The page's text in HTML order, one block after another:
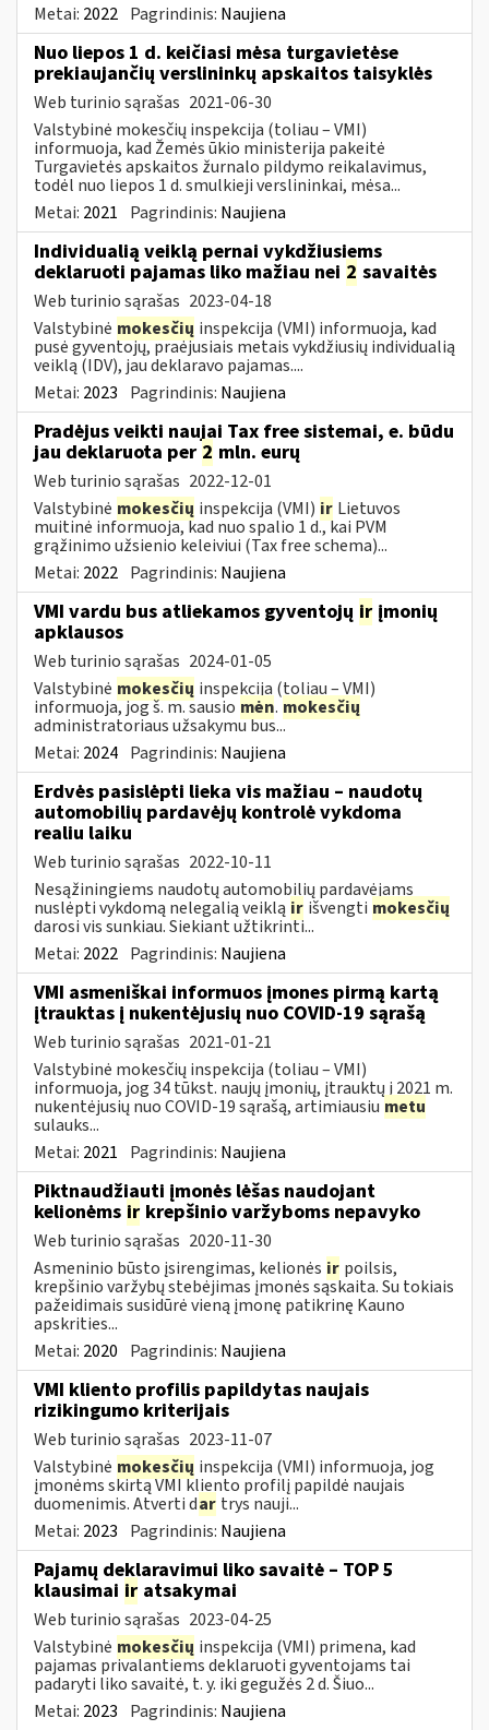
Metai: 2022 Pagrindinis: Naujiena
Nuo liepos 1 d. keičiasi mėsa turgavietėse
prekiaujančių verslininkų apskaitos taisyklės
Web turinio sąrašas 2021-06-30
Valstybinė mokesčių inspekcija (toliau – VMI)
informuoja, kad Žemės ūkio ministerija pakeitė
Turgavietės apskaitos žurnalo pildymo reikalavimus,
todėl nuo liepos 1 d. smulkieji verslininkai, mėsa...
Metai: 2021 Pagrindinis: Naujiena
Individualią veiklą pernai vykdžiusiems
deklaruoti pajamas liko mažiau nei 2 savaitės
Web turinio sąrašas 2023-04-18
Valstybinė mokesčių inspekcija (VMI) informuoja, kad
pusė gyventojų, praėjusiais metais vykdžiusių individualią
veiklą (IDV), jau deklaravo pajamas....
Metai: 2023 Pagrindinis: Naujiena
Pradėjus veikti naujai Tax free sistemai, e. būdu
jau deklaruota per 2 mln. eurų
Web turinio sąrašas 2022-12-01
Valstybinė mokesčių inspekcija (VMI) ir Lietuvos
muitinė informuoja, kad nuo spalio 1 d., kai PVM
grąžinimo užsienio keleiviui (Tax free schema)...
Metai: 2022 Pagrindinis: Naujiena
VMI vardu bus atliekamos gyventojų ir įmonių
apklausos
Web turinio sąrašas 2024-01-05
Valstybinė mokesčių inspekcija (toliau – VMI)
informuoja, jog š. m. sausio mėn. mokesčių
administratoriaus užsakymu bus...
Metai: 2024 Pagrindinis: Naujiena
Erdvės pasislėpti lieka vis mažiau – naudotų
automobilių pardavėjų kontrolė vykdoma
realiu laiku
Web turinio sąrašas 2022-10-11
Nesąžiningiems naudotų automobilių pardavėjams
nuslėpti vykdomą nelegalią veiklą ir išvengti mokesčių
darosi vis sunkiau. Siekiant užtikrinti...
Metai: 2022 Pagrindinis: Naujiena
VMI asmeniškai informuos įmones pirmą kartą
įtrauktas į nukentėjusių nuo COVID-19 sąrašą
Web turinio sąrašas 2021-01-21
Valstybinė mokesčių inspekcija (toliau – VMI)
informuoja, jog 34 tūkst. naujų įmonių, įtrauktų į 2021 m.
nukentėjusių nuo COVID-19 sąrašą, artimiausiu metu
sulauks...
Metai: 2021 Pagrindinis: Naujiena
Piktnaudžiauti įmonės lėšas naudojant
kelionėms ir krepšinio varžyboms nepavyko
Web turinio sąrašas 2020-11-30
Asmeninio būsto įsirengimas, kelionės ir poilsis,
krepšinio varžybų stebėjimas įmonės sąskaita. Su tokiais
pažeidimais susidūrė vieną įmonę patikrinę Kauno
apskrities...
Metai: 2020 Pagrindinis: Naujiena
VMI kliento profilis papildytas naujais
rizikingumo kriterijais
Web turinio sąrašas 2023-11-07
Valstybinė mokesčių inspekcija (VMI) informuoja, jog
įmonėms skirtą VMI kliento profilį papildė naujais
duomenimis. Atverti dar trys nauji...
Metai: 2023 Pagrindinis: Naujiena
Pajamų deklaravimui liko savaitė – TOP 5
klausimai ir atsakymai
Web turinio sąrašas 2023-04-25
Valstybinė mokesčių inspekcija (VMI) primena, kad
pajamas privalantiems deklaruoti gyventojams tai
padaryti liko savaitė, t. y. iki gegužės 2 d. Šiuo...
Metai: 2023 Pagrindinis: Naujiena